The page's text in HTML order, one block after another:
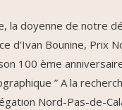
la doyenne de notre
d’Ivan Bounine, Prix
100 ème
” A la
Nord-Pas-de-